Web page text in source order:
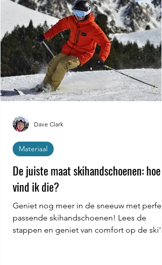
De juiste maat skihandschoenen: hoe
vind ik die?
Geniet nog meer in de sneeuw met
passende skihandschoenen! Lees de
stappen en geniet van comfort op de ski's.
Materiaal
Dave Clark